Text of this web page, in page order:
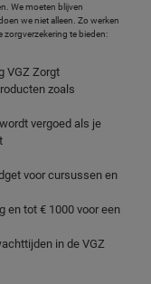
We moeten blijven
we niet alleen. Zo werken
zorgverzekering te bieden:
VGZ Zorgt
zoals
vergoed als je
voor cursussen en
en tot € 1000 voor een
in de VGZ